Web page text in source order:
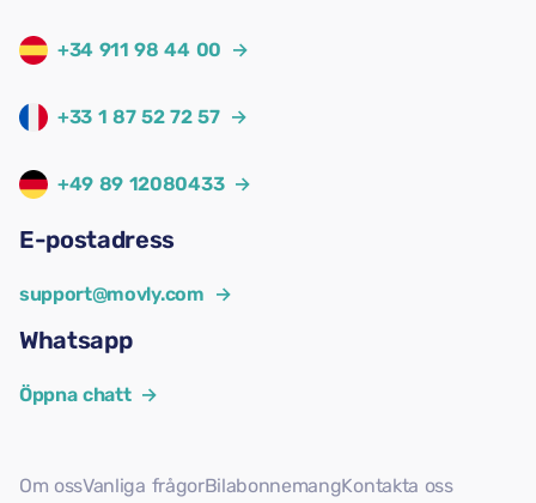
+34 911 98 44 00 →
+33 1 87 52 72 57 →
+49 89 12080433 →
E-postadress
support@movly.com →
Whatsapp
Öppna chatt →
Om ossVanliga frågorBilabonnemangKontakta oss